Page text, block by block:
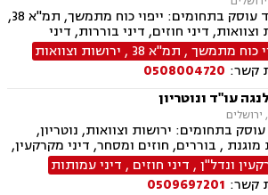
המשרד עוסק בתחומים: ייפוי כוח מתמשך, תמ"א 38,
וצוואות, דיני חוזים, דיני בוררות, דיני
עסקאות מכר דירה, אפוטרופסות, לשון
עמותות, דיני מכרזים והתקשרויות, דיני
, זכויות אדם, ביקורת , חוקתי ומנהלי
כוח מתמשך, תמ"א 38 , ירושות וצוואות
קשר: 0508004720
עו"ד ונוטריון
בתחומים: ירושות וצוואות, נוטריון,
מוגנת , בוררים, חוזים ומסחר, דיני מקרקעין,
דיני עבודה ודיני תאגידים.
ונדל"ן, דיני חוזים , דיני עמותות
קשר: 0509697201